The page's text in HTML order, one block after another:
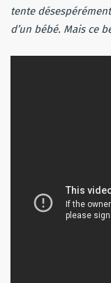
tente
d’un bébé. Mais ce